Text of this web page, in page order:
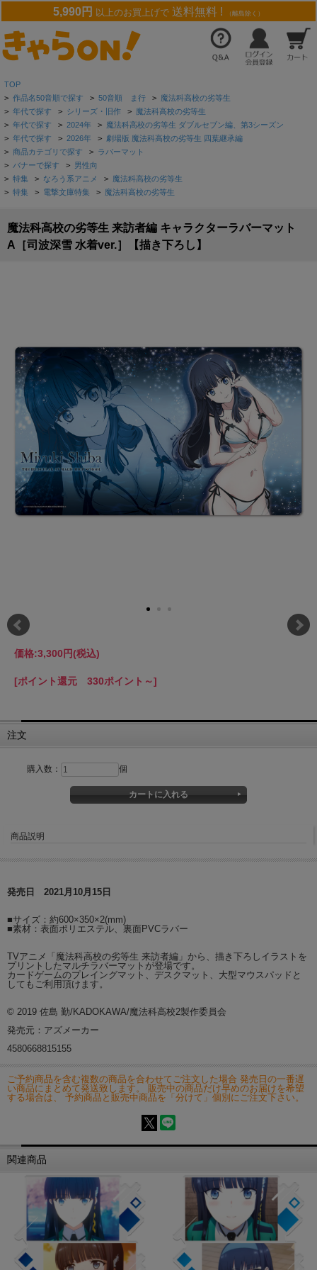
5,990円 以上のお買上げで 送料無料 ! （離島除く）
TOP
> 作品名50音順で探す > 50音順 ま行 > 魔法科高校の劣等生
> 年代で探す > シリーズ・旧作 > 魔法科高校の劣等生
> 年代で探す > 2024年 > 魔法科高校の劣等生 ダブルセブン編、第3シーズン
> 年代で探す > 2026年 > 劇場版 魔法科高校の劣等生 四葉継承編
> 商品カテゴリで探す > ラバーマット
> バナーで探す > 男性向
> 特集 > なろう系アニメ > 魔法科高校の劣等生
> 特集 > 電撃文庫特集 > 魔法科高校の劣等生
魔法科高校の劣等生 来訪者編 キャラクターラバーマット
A［司波深雪 水着ver.］【描き下ろし】
価格:3,300円(税込)
[ポイント還元 330ポイント～]
注文
購入数： 個
商品説明
発売日 2021月10月15日
■サイズ：約600×350×2(mm)
■素材：表面ポリエステル、裏面PVCラバー
TVアニメ「魔法科高校の劣等生 来訪者編」から、描き下ろしイラストを
プリントしたマルチラバーマットが登場です。
カードゲームのプレイングマット、デスクマット、大型マウスパッドと
してもご利用頂けます。
© 2019 佐島 勤/KADOKAWA/魔法科高校2製作委員会
発売元：アズメーカー
4580668815155
ご予約商品を含む複数の商品を合わせてご注文した場合 発売日の一番遅
い商品にまとめて発送致します。 販売中の商品だけ早めのお届けを希望
する場合は、 予約商品と販売中商品を「分けて」個別にご注文下さい。
関連商品